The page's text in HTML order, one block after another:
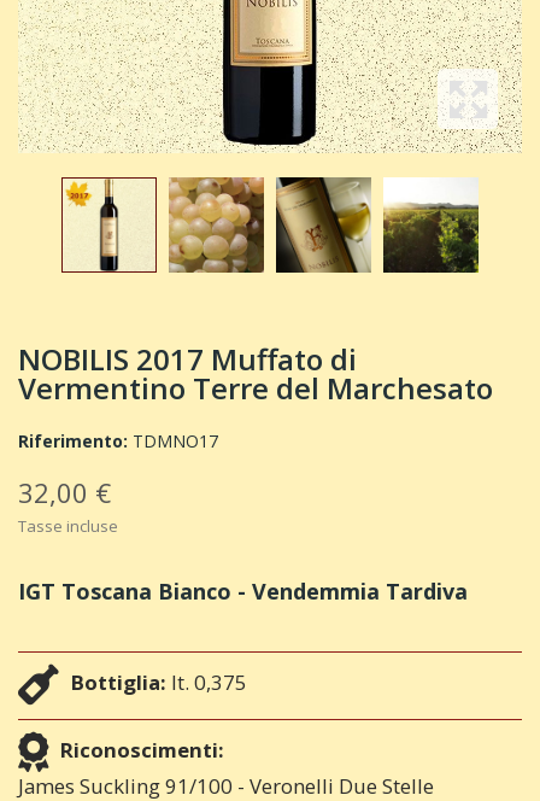
NOBILIS 2017 Muffato di
Vermentino Terre del Marchesato
Riferimento: TDMNO17
32,00 €
Tasse incluse
IGT Toscana Bianco - Vendemmia Tardiva
Bottiglia: lt. 0,375
Riconoscimenti:
James Suckling 91/100 - Veronelli Due Stelle